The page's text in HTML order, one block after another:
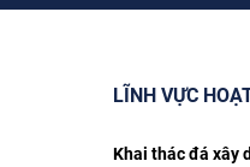
LĨNH VỰC
Khai thác đá xây